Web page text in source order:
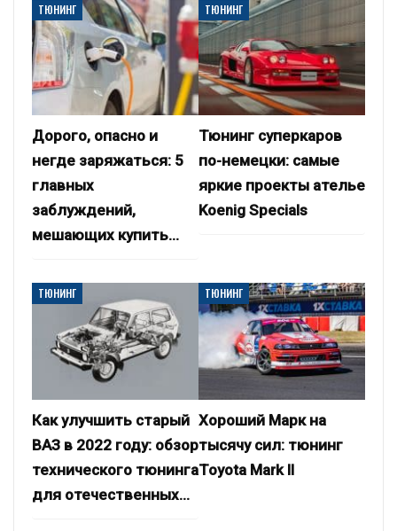
ТЮНИНГ
Дорого, опасно и
негде заряжаться: 5
главных
заблуждений,
мешающих купить…
ТЮНИНГ
Тюнинг суперкаров
по-немецки: самые
яркие проекты ателье
Koenig Specials
ТЮНИНГ
Как улучшить старый
ВАЗ в 2022 году: обзор
технического тюнинга
для отечественных…
ТЮНИНГ
Хороший Марк на
тысячу сил: тюнинг
Toyota Mark II